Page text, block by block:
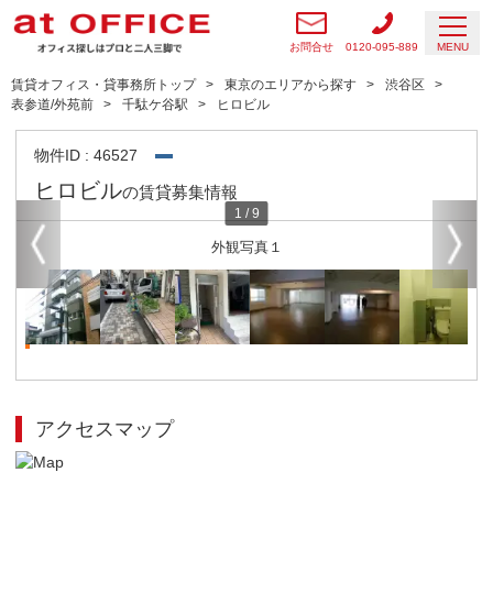
お問合せ 0120-095-889 MENU
賃貸オフィス・貸事務所トップ 東京のエリアから探す
渋谷区
表参道/外苑前
千駄ケ谷駅 ヒロビル
物件ID : 46527
ヒロビルの賃貸募集情報
外観写真１
1 /9
アクセスマップ